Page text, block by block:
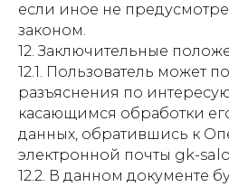
если иное не
законом.
12. Заключительные
12.1. Пользователь может
разъяснения по
касающимся обработки
данных, обратившись к
электронной почты gk-
12.2. В данном документе